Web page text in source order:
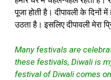
पूजा होती है। दीपावली के दिनों
उठता है। इसलिए दीपावली मेरा
Many festivals are
these festivals, Diwali is
festival of Diwali comes